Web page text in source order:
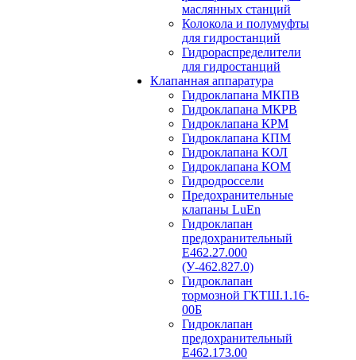
маслянных станций
Колокола и полумуфты
для гидростанций
Гидрораспределители
для гидростанций
Клапанная аппаратура
Гидроклапана МКПВ
Гидроклапана МКРВ
Гидроклапана КРМ
Гидроклапана КПМ
Гидроклапана КОЛ
Гидроклапана КОМ
Гидродроссели
Предохранительные
клапаны LuEn
Гидроклапан
предохранительный
Е462.27.000
(У-462.827.0)
Гидроклапан
тормозной ГКТШ.1.16-
00Б
Гидроклапан
предохранительный
Е462.173.00